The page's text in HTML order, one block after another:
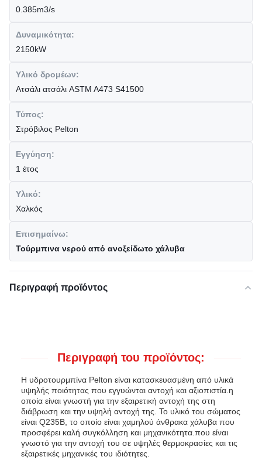
0.385m3/s
Δυναμικότητα:
2150kW
Υλικό δρομέων:
Ατσάλι ατσάλι ASTM A473 S41500
Τύπος:
Στρόβιλος Pelton
Εγγύηση:
1 έτος
Υλικό:
Χαλκός
Επισημαίνω:
Τούρμπινα νερού από ανοξείδωτο χάλυβα
Περιγραφή προϊόντος
Περιγραφή του προϊόντος:
Η υδροτουρμπίνα Pelton είναι κατασκευασμένη από υλικά
υψηλής ποιότητας που εγγυώνται αντοχή και αξιοπιστία.η
οποία είναι γνωστή για την εξαιρετική αντοχή της στη
διάβρωση και την υψηλή αντοχή της. Το υλικό του σώματος
είναι Q235B, το οποίο είναι χαμηλού άνθρακα χάλυβα που
προσφέρει καλή συγκόλληση και μηχανικότητα.που είναι
γνωστό για την αντοχή του σε υψηλές θερμοκρασίες και τις
εξαιρετικές μηχανικές του ιδιότητες.